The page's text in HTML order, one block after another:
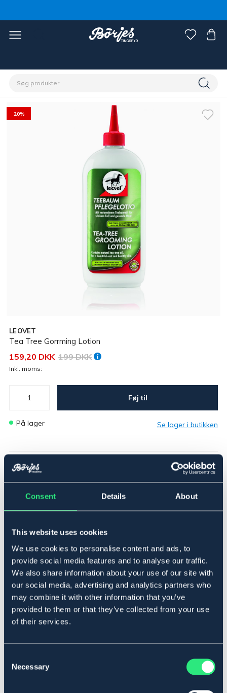
Consent Details About
This website uses cookies
We use cookies to personalise content and ads, to
provide social media features and to analyse our traffic.
We also share information about your use of our site with
our social media, advertising and analytics partners who
may combine it with other information that you’ve
provided to them or that they’ve collected from your use
of their services.
Selection
Necessary
20%
LEOVET
Tea Tree Gorrming Lotion
159,20 DKK 199 DKK
Inkl. moms:
Føj til
På lager Se lager i butikken
Beskrivelse
Tea-Tree Grooming Lotion är en intensivvårdande lotion
för irriterad, torr eller skadad hud, särskilt under
naturliga kraften i tea tree-olja och solrosolja verkar
de stärker hudens naturliga skyddsbarriär.
Perfekt vid sommareksem, känslig mankam, svansrot
eller torra partier, där lotionen hjälper till att minska
klåda, främja håråterväxt och skydda huden mot nya
angrepp.
Idealisk vid sommareksem, småsår, solsveda eller torr
hud. Växtbaserad och skonsam – utan onödiga tillsatser.
Storlek: 500 ml
discount:199 DKK